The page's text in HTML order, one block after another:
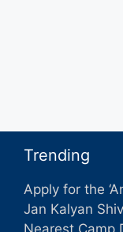
Trending
Apply for the
Jan Kalyan
Nearest Camp